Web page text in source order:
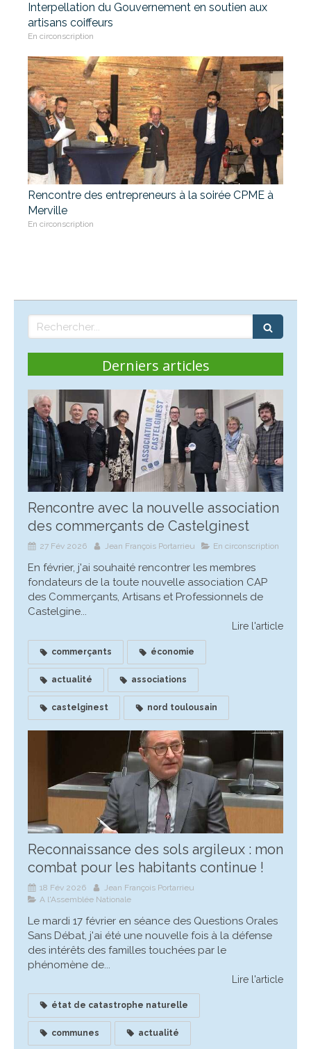
Interpellation du Gouvernement en soutien aux
artisans coiffeurs
En circonscription
Rencontre des entrepreneurs à la soirée CPME à
Merville
En circonscription
Rechercher
Derniers articles
Rencontre avec la nouvelle association
des commerçants de Castelginest
27 Fév 2026 Jean François Portarrieu En circonscription
En février, j'ai souhaité rencontrer les membres
fondateurs de la toute nouvelle association CAP
des Commerçants, Artisans et Professionnels de
Castelgine...
Lire l'article
commerçants économie
actualité associations
castelginest nord toulousain
Reconnaissance des sols argileux : mon
combat pour les habitants continue !
18 Fév 2026
Jean François Portarrieu
A l'Assemblée Nationale
Le mardi 17 février en séance des Questions Orales
Sans Débat, j'ai été une nouvelle fois à la défense
des intérêts des familles touchées par le
phénomène de...
Lire l'article
état de catastrophe naturelle
communes actualité